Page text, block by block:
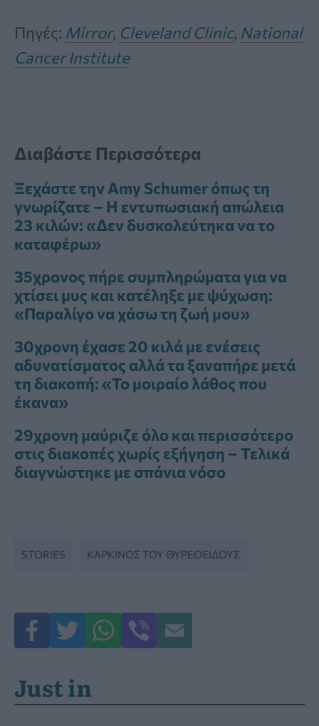
Πηγές: Mirror, Cleveland Clinic, National
Cancer Institute
Διαβάστε Περισσότερα
Ξεχάστε την Amy Schumer όπως τη
γνωρίζατε – Η εντυπωσιακή απώλεια
23 κιλών: «Δεν δυσκολεύτηκα να το
καταφέρω»
35χρονος πήρε συμπληρώματα για να
χτίσει μυς και κατέληξε με ψύχωση:
«Παραλίγο να χάσω τη ζωή μου»
30χρονη έχασε 20 κιλά με ενέσεις
αδυνατίσματος αλλά τα ξαναπήρε μετά
τη διακοπή: «Το μοιραίο λάθος που
έκανα»
29χρονη μαύριζε όλο και περισσότερο
στις διακοπές χωρίς εξήγηση – Τελικά
διαγνώστηκε με σπάνια νόσο
STORIES ΚΑΡΚΊΝΟΣ ΤΟΥ ΘΥΡΕΟΕΙΔΟΎΣ
Just in